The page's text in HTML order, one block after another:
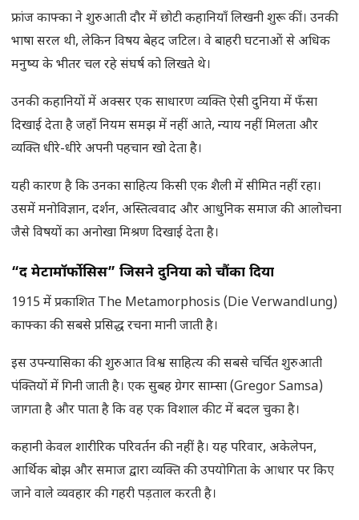
फ्रांज काफ्का ने शुरुआती दौर में छोटी कहानियाँ लिखनी शुरू कीं। उनकी
भाषा सरल थी, लेकिन विषय बेहद जटिल। वे बाहरी घटनाओं से अधिक
मनुष्य के भीतर चल रहे संघर्ष को लिखते थे।
उनकी कहानियों में अक्सर एक साधारण व्यक्ति ऐसी दुनिया में फँसा
दिखाई देता है जहाँ नियम समझ में नहीं आते, न्याय नहीं मिलता और
व्यक्ति धीरे-धीरे अपनी पहचान खो देता है।
यही कारण है कि उनका साहित्य किसी एक शैली में सीमित नहीं रहा।
उसमें मनोविज्ञान, दर्शन, अस्तित्ववाद और आधुनिक समाज की आलोचना
जैसे विषयों का अनोखा मिश्रण दिखाई देता है।
“द मेटामॉर्फोसिस” जिसने दुनिया को चौंका दिया
1915 में प्रकाशित The Metamorphosis (Die Verwandlung)
काफ्का की सबसे प्रसिद्ध रचना मानी जाती है।
इस उपन्यासिका की शुरुआत विश्व साहित्य की सबसे चर्चित शुरुआती
पंक्तियों में गिनी जाती है। एक सुबह ग्रेगर साम्सा (Gregor Samsa)
जागता है और पाता है कि वह एक विशाल कीट में बदल चुका है।
कहानी केवल शारीरिक परिवर्तन की नहीं है। यह परिवार, अकेलेपन,
आर्थिक बोझ और समाज द्वारा व्यक्ति की उपयोगिता के आधार पर किए
जाने वाले व्यवहार की गहरी पड़ताल करती है।